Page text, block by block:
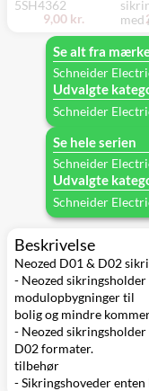
5SH4362
9,00 kr.
med
Se alt fra
Schneider
Udvalgte
Schneider
Se hele serien
Schneider
Udvalgte
Schneider
Beskrivelse
Neozed D01 & D02
- Neozed
modulopbygninger til
bolig og mindre
- Neozed
D02 formater.
tilbehør
- Sikringshoveder